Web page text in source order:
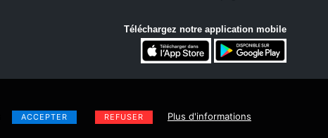
ACCEPTER REFUSER Plus d'informations
Téléchargez notre application mobile